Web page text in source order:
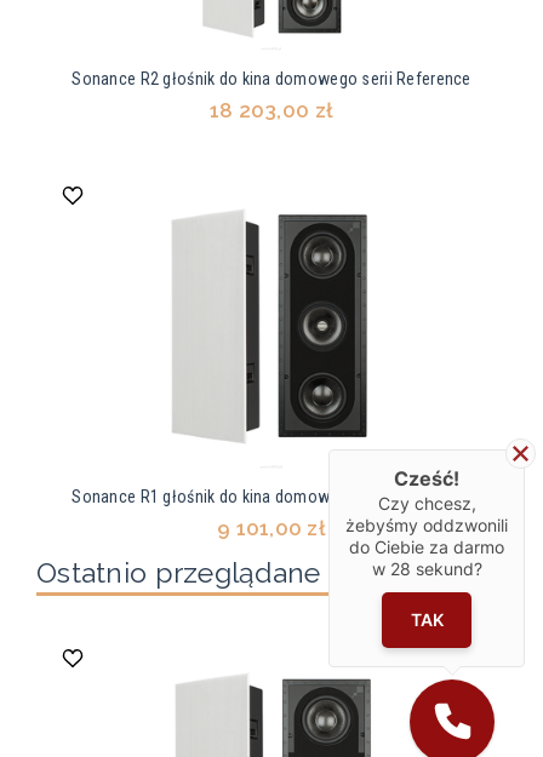
Sonance R2 głośnik do kina domowego serii Reference
18 203,00 zł
Sonance R1 głośnik do kina domowego serii Reference
9 101,00 zł
Ostatnio przeglądane produkty
Cześć!
Czy chcesz,
żebyśmy oddzwonili
do Ciebie za darmo
w 28 sekund?
TAK